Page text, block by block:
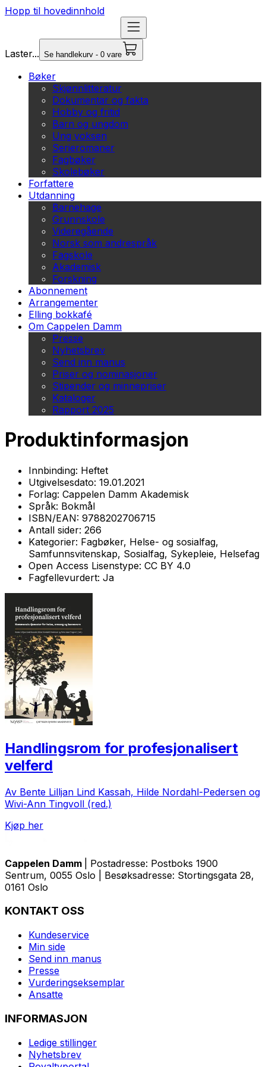
Hopp til hovedinnhold
Laster... Se handlekurv - 0 vare
Bøker
Skjønnlitteratur
Dokumentar og fakta
Hobby og fritid
Barn og ungdom
Ung voksen
Serieromaner
Fagbøker
Skolebøker
Forfattere
Utdanning
Barnehage
Grunnskole
Videregående
Norsk som andrespråk
Fagskole
Akademisk
Forskning
Abonnement
Arrangementer
Elling bokkafé
Om Cappelen Damm
Presse
Nyhetsbrev
Send inn manus
Priser og nominasjoner
Stipender og minnepriser
Kataloger
Rapport 2025
Produktinformasjon
Innbinding: Heftet
Utgivelsesdato: 19.01.2021
Forlag: Cappelen Damm Akademisk
Språk: Bokmål
ISBN/EAN: 9788202706715
Antall sider: 266
Kategorier: Fagbøker, Helse- og sosialfag,
Samfunnsvitenskap, Sosialfag, Sykepleie, Helsefag
Open Access Lisenstype: CC BY 4.0
Fagfellevurdert: Ja
Handlingsrom for profesjonalisert
velferd
Av Bente Lilljan Lind Kassah, Hilde Nordahl-Pedersen og
Wivi-Ann Tingvoll (red.)
Kjøp her
Cappelen Damm
| Postadresse: Postboks 1900
Sentrum, 0055 Oslo | Besøksadresse: Stortingsgata 28,
0161 Oslo
KONTAKT OSS
Kundeservice
Min side
Send inn manus
Presse
Vurderingseksemplar
Ansatte
INFORMASJON
Ledige stillinger
Nyhetsbrev